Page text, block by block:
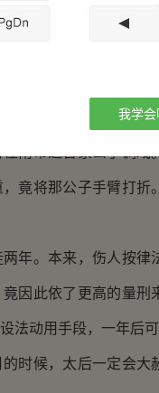
好，许多也是找理
中间辛苦与风险。乌
喻乙晓得他的想法。
南市遭官家公子调
竟将那公子手臂打
年。本来，伤人按
因此依了更高的量刑
法动用手段，一年后
时候，太后一定会
我学会